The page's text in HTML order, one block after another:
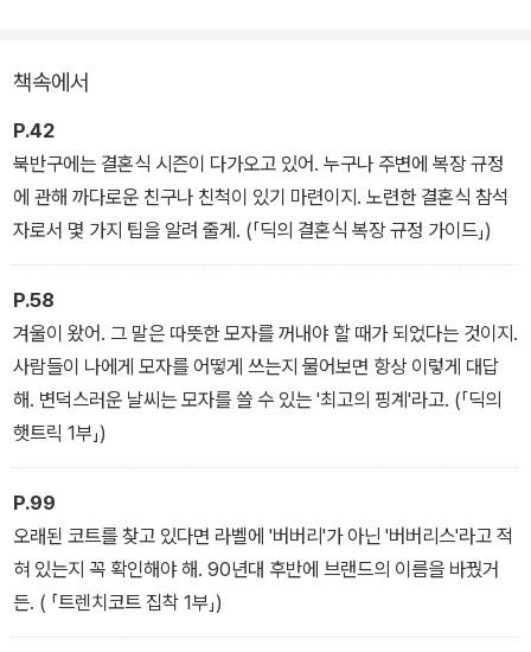
대해 이렇게 말한다. "옷은 풍부한 표현 형식이면서도 사람들이 별로
진지하게 여기지 않는 대상이기도 해요. 딱 만화 같죠!"
코트부터 속옷까지, 모자부터 구두까지, 자가 격리용 실내복부터 결
혼식 정장까지… 하여튼 우리 몸에 입고 신고 얹을 수 있으리라 생각
눈에 알아차릴 수 있을 것이다. "면 정장! 항상 주름져 있기 때문에 여
행 갈 때 입기 좋아."(「딕의 짐 싸기 목록 1부」) 물론 스타일링에 관한
이야기도 빠지지 않는다. 총 여섯 에피소드에 걸쳐 오스트레일리아
식, 미국식, 영국식, 일본식, 프랑스식으로 이어지는 '아이비 스타일
탐방'이 대표적인 예이다. 브랜드, 옷의 형태, 심지어는 옷감의 재질에
책속에서
P.42
북반구에는 결혼식 시즌이 다가오고 있어. 누구나 주변에 복장 규정
에 관해 까다로운 친구나 친척이 있기 마련이지. 노련한 결혼식 참석
자로서 몇 가지 팁을 알려 줄게. (「딕의 결혼식 복장 규정 가이드」)
P.58
겨울이 왔어. 그 말은 따뜻한 모자를 꺼내야 할 때가 되었다는 것이지.
사람들이 나에게 모자를 어떻게 쓰는지 물어보면 항상 이렇게 대답
해. 변덕스러운 날씨는 모자를 쓸 수 있는 '최고의 핑계'라고. (「딕의
햇트릭 1부」)
P.99
오래된 코트를 찾고 있다면 라벨에 '버버리'가 아닌 '버버리스'라고 적
혀 있는지 꼭 확인해야 해. 90년대 후반에 브랜드의 이름을 바꿨거
든. ( 「트렌치코트 집착 1부」)